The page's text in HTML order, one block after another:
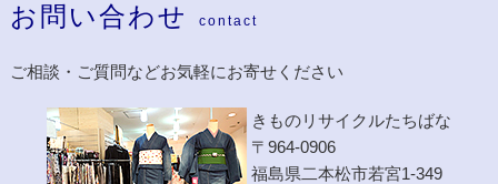
お問い合わせ contact
ご相談・ご質問などお気軽にお寄せください
きものリサイクルたちばな
〒964-0906
福島県二本松市若宮1-349